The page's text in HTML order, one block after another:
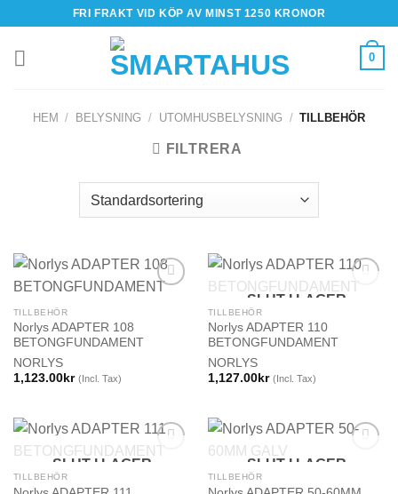
content
FRI FRAKT VID KÖP AV MINST 1250 KRONOR
0
HEM / BELYSNING / UTOMHUSBELYSNING / TILLBEHÖR
FILTRERA
TILLBEHÖR
Norlys ADAPTER 108
BETONGFUNDAMENT
NORLYS
1,123.00kr (Incl. Tax)
SLUT I LAGER
TILLBEHÖR
Norlys ADAPTER 110
BETONGFUNDAMENT
NORLYS
1,127.00kr (Incl. Tax)
SLUT I LAGER
TILLBEHÖR
SLUT I LAGER
TILLBEHÖR